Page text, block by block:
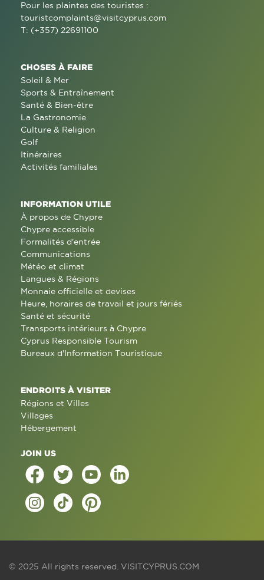
Pour les plaintes des touristes :
touristcomplaints@visitcyprus.com
T: (+357) 22691100
CHOSES À FAIRE
Soleil & Mer
Sports & Entraînement
Santé & Bien-être
La Gastronomie
Culture & Religion
Golf
Itinéraires
Activités familiales
INFORMATION UTILE
À propos de Chypre
Chypre accessible
Formalités d'entrée
Communications
Météo et climat
Langues & Régions
Monnaie officielle et devises
Heure, horaires de travail et jours fériés
Santé et sécurité
Transports intérieurs à Chypre
Cyprus Responsible Tourism
Bureaux d'Information Touristique
ENDROITS À VISITER
Régions et Villes
Villages
Hébergement
JOIN US
© 2025 All rights reserved. VISITCYPRUS.COM